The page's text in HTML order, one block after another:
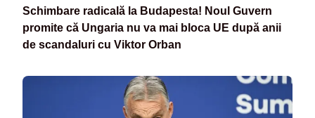
Schimbare radicală la Budapesta! Noul Guvern
promite că Ungaria nu va mai bloca UE după anii
de scandaluri cu Viktor Orban